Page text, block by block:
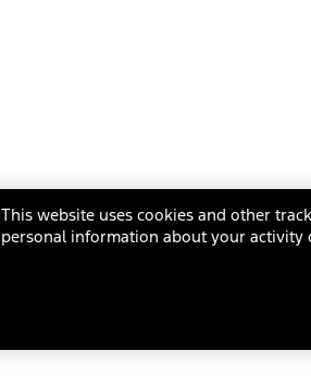
This website uses cookies and other
personal information about your activity